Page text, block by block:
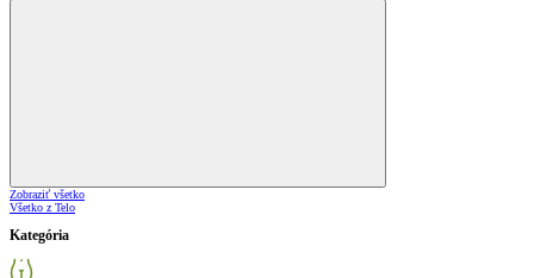
Zobraziť všetko
Všetko z Telo
Kategória